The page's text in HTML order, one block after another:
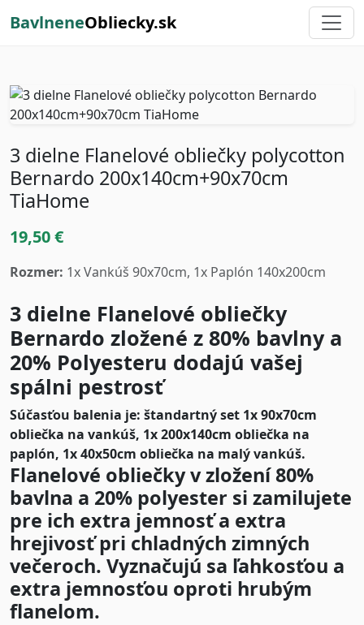
BavlneneObliecky.sk
3 dielne Flanelové obliečky polycotton
Bernardo 200x140cm+90x70cm
TiaHome
19,50 €
Rozmer: 1x Vankúš 90x70cm, 1x Paplón 140x200cm
3 dielne Flanelové obliečky
Bernardo zložené z 80% bavlny a
20% Polyesteru dodajú vašej
spálni pestrosť
Súčasťou balenia je: štandartný set 1x 90x70cm
obliečka na vankúš, 1x 200x140cm obliečka na
paplón, 1x 40x50cm obliečka na malý vankúš.
Flanelové obliečky v zložení 80%
bavlna a 20% polyester si zamilujete
pre ich extra jemnosť a extra
hrejivosť pri chladných zimných
večeroch. Vyznačujú sa ľahkosťou a
extra jemnosťou oproti hrubým
flanelom.